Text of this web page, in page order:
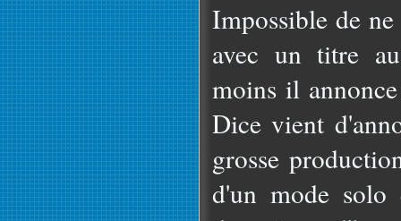
Impossible de
avec un titre
moins il
Dice vient
grosse
d'un mode solo